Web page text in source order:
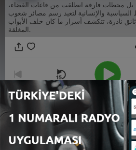
محطات فارقة انطلقت من قاعات القضاء،
والإنسانية لتعيد رسم مصائر شعوب
نادرة، تتكشف أسرار ما كان خلف الأبواب
المغلقة.
00:00
Bölümler